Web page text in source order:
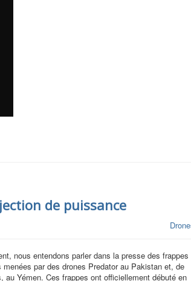
de puissance
nous entendons parler dans la presse des frappes
menées par des drones Predator au Pakistan et, de
au Yémen. Ces frappes ont officiellement débuté en